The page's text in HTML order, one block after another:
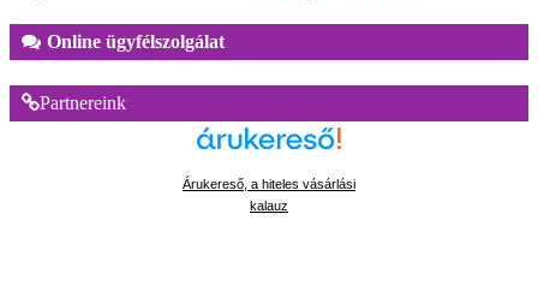
Online ügyfélszolgálat
Partnereink
Árukereső, a hiteles vásárlási
kalauz